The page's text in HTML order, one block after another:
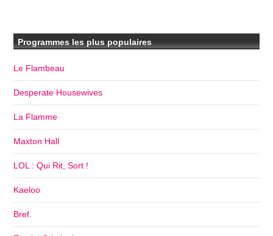
Programmes les plus populaires
Le Flambeau
Desperate Housewives
La Flamme
Maxton Hall
LOL : Qui Rit, Sort !
Kaeloo
Bref.